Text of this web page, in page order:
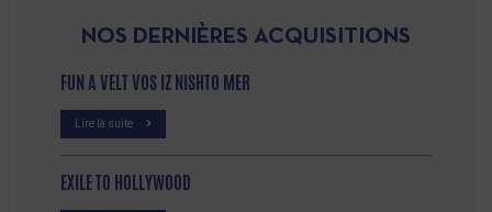
NOS DERNIÈRES ACQUISITIONS
FUN A VELT VOS IZ NISHTO MER
Lire la suite
EXILE TO HOLLYWOOD